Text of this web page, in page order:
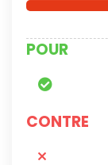
POUR
CONTRE